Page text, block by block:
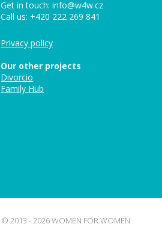
Get in touch: info@w4w.cz
Call us: +420 222 269 841
Privacy policy
Our other projects
Divorcio
Family Hub
© 2013 - 2026 WOMEN FOR WOMEN